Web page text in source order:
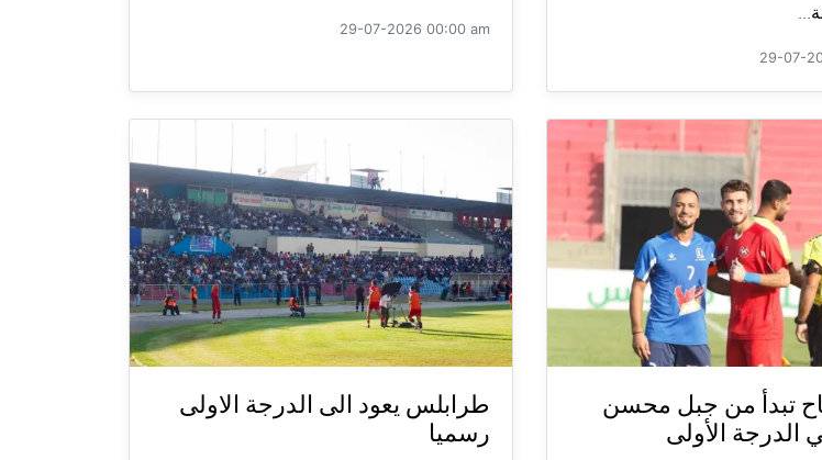
29-07-
29-07-2026 00:00 am
تبدأ من جبل محسن
الدرجة الأولى
طرابلس يعود الى الدرجة الاولى
رسميا